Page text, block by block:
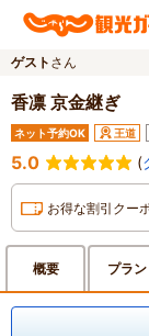
ゲスト さん
香凛 京金継ぎ
ネット予約OK 王道
5.0 (
お得な割引クー
概要 プラン